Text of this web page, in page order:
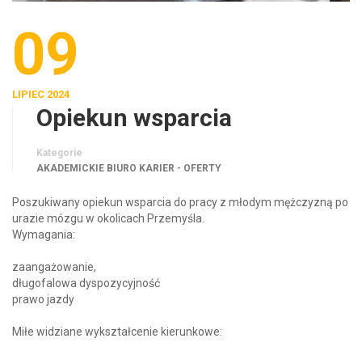
09
LIPIEC 2024
Opiekun wsparcia
Kategorie
AKADEMICKIE BIURO KARIER - OFERTY
Poszukiwany opiekun wsparcia do pracy z młodym mężczyzną po
urazie mózgu w okolicach Przemyśla.
Wymagania:
zaangażowanie,
długofalowa dyspozycyjność
prawo jazdy
Miłe widziane wykształcenie kierunkowe: